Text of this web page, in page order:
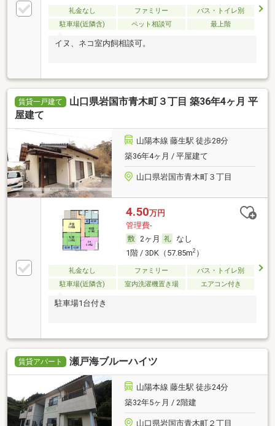
礼金なし ファミリー
バス・トイレ別
駐車場(近隣含)
ペット相談可 最上階
イヌ、ネコ室内飼相談可。
賃貸一戸建て
山口県岩国市青木町３丁目 築36年4ヶ月 平
屋建て
山陽本線 藤生駅 徒歩28分
築36年4ヶ月 / 平屋建て
山口県岩国市青木町３丁目
4.50万円
管理費-
2ヶ月
なし
1階 / 3DK（57.85m2）
礼金なし ファミリー
バス・トイレ別
駐車場(近隣含)
室内洗濯機置き場 エアコン付き
駐車場1台付き
賃貸アパート 瀬戸海ブルーハイツ
山陽本線 藤生駅 徒歩24分
築32年5ヶ月 / 2階建
山口県岩国市青木町２丁目